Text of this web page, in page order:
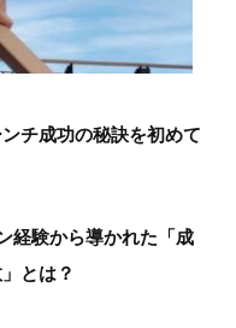
チ成功の秘訣を初めて
経験から導かれた「成
とは？